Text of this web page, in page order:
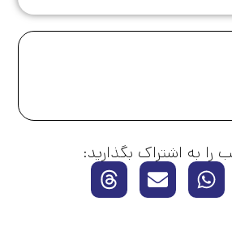
را به اشتراک بگذارید: